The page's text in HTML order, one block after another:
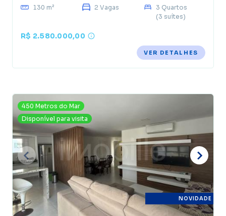
130 m² 2 Vagas
3 Quartos
(3 suítes)
R$ 2.580.000,00
VER DETALHES
450 Metros do Mar
Disponível para visita
NOVIDADE